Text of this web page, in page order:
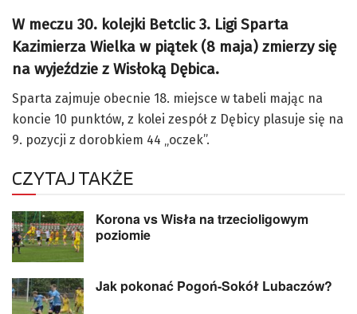
W meczu 30. kolejki Betclic 3. Ligi Sparta
Kazimierza Wielka w piątek (8 maja) zmierzy się
na wyjeździe z Wisłoką Dębica.
Sparta zajmuje obecnie 18. miejsce w tabeli mając na
koncie 10 punktów, z kolei zespół z Dębicy plasuje się na
9. pozycji z dorobkiem 44 „oczek”.
CZYTAJ TAKŻE
Korona vs Wisła na trzecioligowym
poziomie
Jak pokonać Pogoń-Sokół Lubaczów?